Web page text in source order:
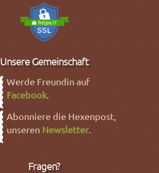
Unsere Gemeinschaft
Werde Freundin auf
Facebook.
Abonniere die Hexenpost,
unseren Newsletter.
Fragen?